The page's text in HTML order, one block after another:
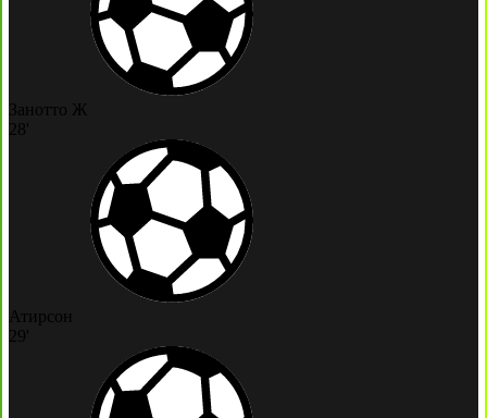
Занотто Ж
28'
Атирсон
29'